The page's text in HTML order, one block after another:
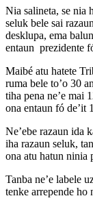
Nia salineta, se nia
seluk bele sai
desklupa, ema
entaun prezidente
Maibé atu hatete
ruma bele to’o 30
tiha pena ne’e mai
ona entaun fó de’it
Ne’ebe razaun ida
iha razaun seluk,
ona atu hatun ninia
Tanba ne’e labele
tenke arrepende ho